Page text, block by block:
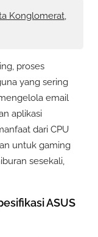
Konglomerat,
proses
yang sering
email
aplikasi
dari CPU
untuk gaming
sesekali,
ASUS